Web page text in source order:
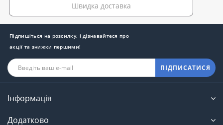
Швидка доставка
Підпишіться на розсилку, і дізнавайтеся про
акції та знижки першими!
ПІДПИСАТИСЯ
Інформація
Додатково